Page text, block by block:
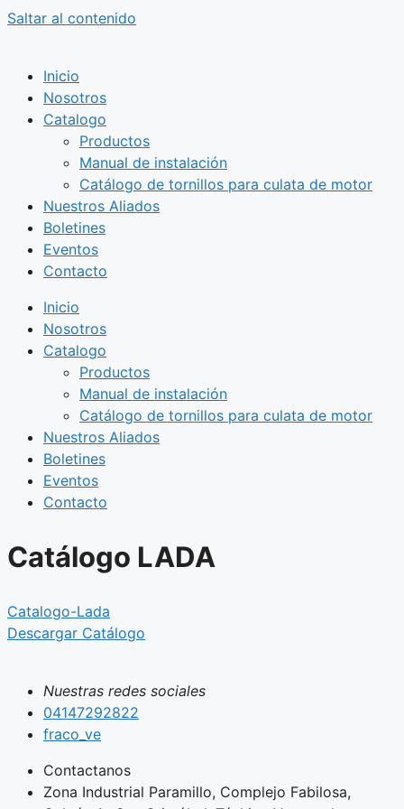
Saltar al contenido
Inicio
Nosotros
Catalogo
Productos
Manual de instalación
Catálogo de tornillos para culata de motor
Nuestros Aliados
Boletines
Eventos
Contacto
Inicio
Nosotros
Catalogo
Productos
Manual de instalación
Catálogo de tornillos para culata de motor
Nuestros Aliados
Boletines
Eventos
Contacto
Catálogo LADA
Catalogo-Lada
Descargar Catálogo
Nuestras redes sociales
04147292822
fraco_ve
Contactanos
Zona Industrial Paramillo, Complejo Fabilosa,